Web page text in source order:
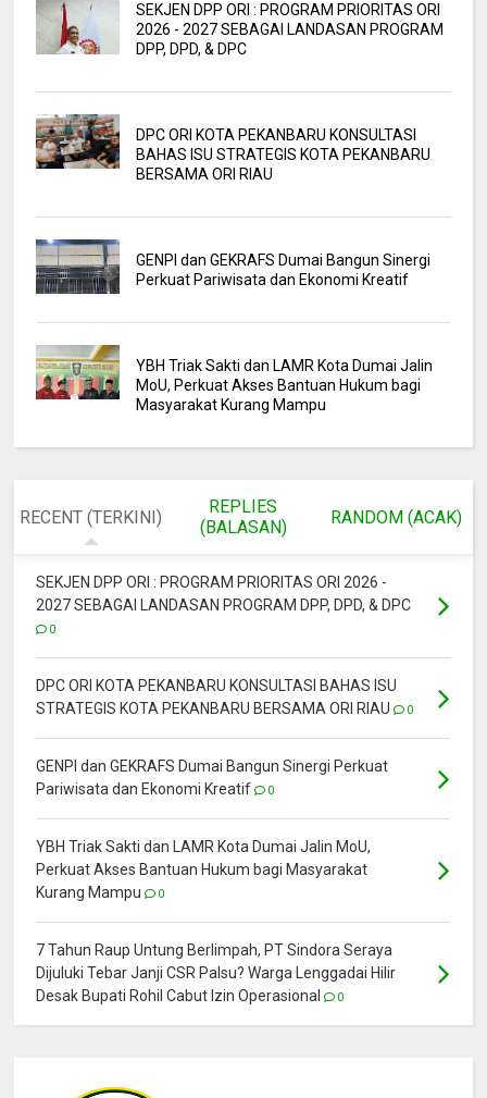
SEKJEN DPP ORI : PROGRAM PRIORITAS ORI
2026 - 2027 SEBAGAI LANDASAN PROGRAM
DPP, DPD, & DPC
DPC ORI KOTA PEKANBARU KONSULTASI
BAHAS ISU STRATEGIS KOTA PEKANBARU
BERSAMA ORI RIAU
GENPI dan GEKRAFS Dumai Bangun Sinergi
Perkuat Pariwisata dan Ekonomi Kreatif
YBH Triak Sakti dan LAMR Kota Dumai Jalin
MoU, Perkuat Akses Bantuan Hukum bagi
Masyarakat Kurang Mampu
RECENT (TERKINI)
REPLIES
(BALASAN)
RANDOM (ACAK)
SEKJEN DPP ORI : PROGRAM PRIORITAS ORI 2026 -
2027 SEBAGAI LANDASAN PROGRAM DPP, DPD, & DPC
0
DPC ORI KOTA PEKANBARU KONSULTASI BAHAS ISU
STRATEGIS KOTA PEKANBARU BERSAMA ORI RIAU
0
GENPI dan GEKRAFS Dumai Bangun Sinergi Perkuat
Pariwisata dan Ekonomi Kreatif
0
YBH Triak Sakti dan LAMR Kota Dumai Jalin MoU,
Perkuat Akses Bantuan Hukum bagi Masyarakat
Kurang Mampu
0
7 Tahun Raup Untung Berlimpah, PT Sindora Seraya
Dijuluki Tebar Janji CSR Palsu? Warga Lenggadai Hilir
Desak Bupati Rohil Cabut Izin Operasional
0